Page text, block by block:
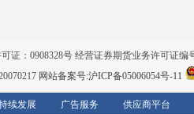
证：0908328号 经营证券期货业务许可证编
网站备案号:沪ICP备05006054号-11
续发展 广告服务 供应商平台